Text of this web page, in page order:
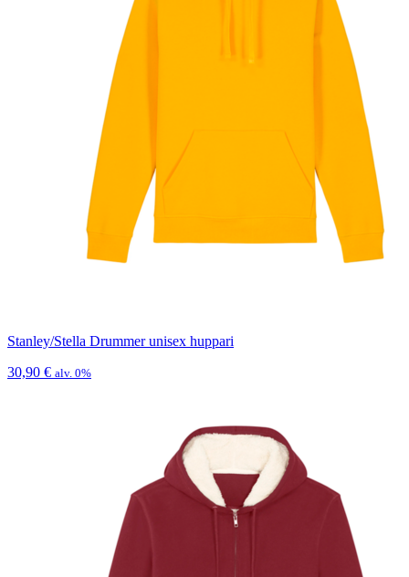
Stanley/Stella Drummer unisex huppari
30,90 € alv. 0%